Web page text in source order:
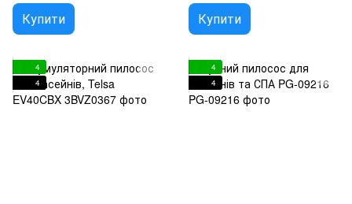
Купити Купити
4
4
4
4